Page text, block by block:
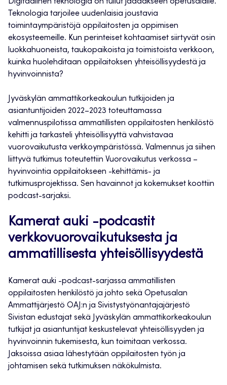
Digitaalinen teknologia on tullut jäädäkseen opetusalalle.
Teknologia tarjoilee uudenlaisia joustavia
toimintaympäristöjä oppilaitosten ja oppimisen
ekosysteemeille. Kun perinteiset kohtaamiset siirtyvät osin
luokkahuoneista, taukopaikoista ja toimistoista verkkoon,
kuinka huolehditaan oppilaitoksen yhteisöllisyydestä ja
hyvinvoinnista?
Jyväskylän ammattikorkeakoulun tutkijoiden ja
asiantuntijoiden 2022–2023 toteuttamassa
valmennuspilotissa ammatillisten oppilaitosten henkilöstö
kehitti ja tarkasteli yhteisöllisyyttä vahvistavaa
vuorovaikutusta verkkoympäristössä. Valmennus ja siihen
liittyvä tutkimus toteutettiin Vuorovaikutus verkossa –
hyvinvointia oppilaitokseen -kehittämis- ja
tutkimusprojektissa. Sen havainnot ja kokemukset koottiin
podcast-sarjaksi.
Kamerat auki -podcastit
verkkovuorovaikutuksesta ja
ammatillisesta yhteisöllisyydestä
Kamerat auki -podcast-sarjassa ammatillisten
oppilaitosten henkilöstö ja johto sekä Opetusalan
Ammattijärjestö OAJ:n ja Sivistystyönantajajärjestö
Sivistan edustajat sekä Jyväskylän ammattikorkeakoulun
tutkijat ja asiantuntijat keskustelevat yhteisöllisyyden ja
hyvinvoinnin tukemisesta, kun toimitaan verkossa.
Jaksoissa asiaa lähestytään oppilaitosten työn ja
johtamisen sekä tutkimuksen näkökulmista.